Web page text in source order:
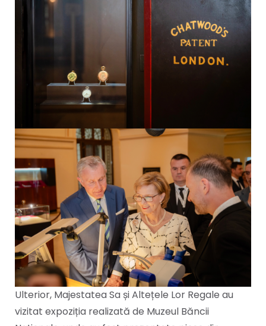
Ulterior, Majestatea Sa și Altețele Lor Regale au
vizitat expoziția realizată de Muzeul Băncii